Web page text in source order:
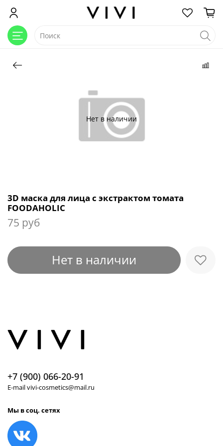
Нет в наличии
3D маска для лица c экстрактом томата
FOODAHOLIC
75 руб
Нет в наличии
+7 (900) 066-20-91
E-mail vivi-cosmetics@mail.ru
Мы в соц. сетях